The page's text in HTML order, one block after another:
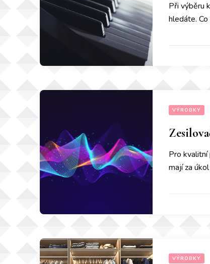
Při výběru
hledáte.
VÝROBKY
Pro kvalitní
mají za
VÝROBKY